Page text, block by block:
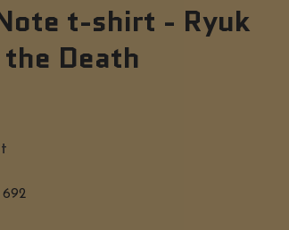
t-shirt - Ryuk
Death
692